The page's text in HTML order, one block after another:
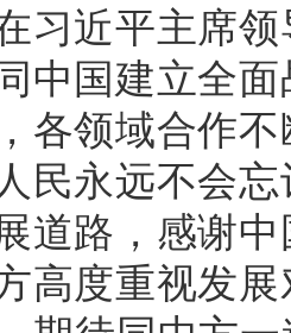
习近平主席
中国建立全
各领域合作
民永远不会
道路，感谢
高度重视发